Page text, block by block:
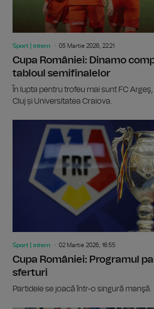
Sport | intern 05 Martie 2026, 22:21
Cupa României: Dinamo
tabloul semifinalelor
În lupta pentru trofeu mai sunt FC
Cluj și Universitatea Craiova.
Sport | intern 02 Martie 2026, 16:55
Cupa României: Programul
sferturi
Partidele se joacă într-o singură manşă.